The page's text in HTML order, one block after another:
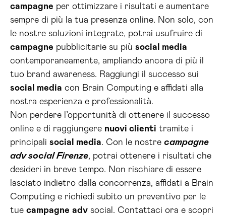
campagne per ottimizzare i risultati e aumentare
sempre di più la tua presenza online. Non solo, con
le nostre soluzioni integrate, potrai usufruire di
campagne pubblicitarie su più social media
contemporaneamente, ampliando ancora di più il
tuo brand awareness. Raggiungi il successo sui
social media con Brain Computing e affidati alla
nostra esperienza e professionalità.
Non perdere l’opportunità di ottenere il successo
online e di raggiungere nuovi clienti tramite i
principali social media. Con le nostre campagne
adv social Firenze, potrai ottenere i risultati che
desideri in breve tempo. Non rischiare di essere
lasciato indietro dalla concorrenza, affidati a Brain
Computing e richiedi subito un preventivo per le
tue campagne adv social. Contattaci ora e scopri